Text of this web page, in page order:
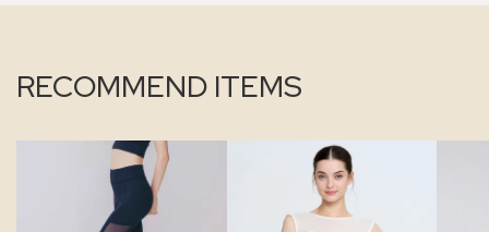
RECOMMEND ITEMS